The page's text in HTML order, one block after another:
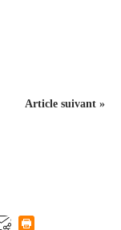
Article suivant »